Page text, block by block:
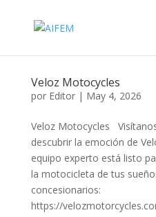
Veloz Motocycles
por Editor| May 4, 2026
Veloz Motocycles
descubrir la emoción de
equipo experto está listo
la motocicleta de tus
concesionarios:
https://